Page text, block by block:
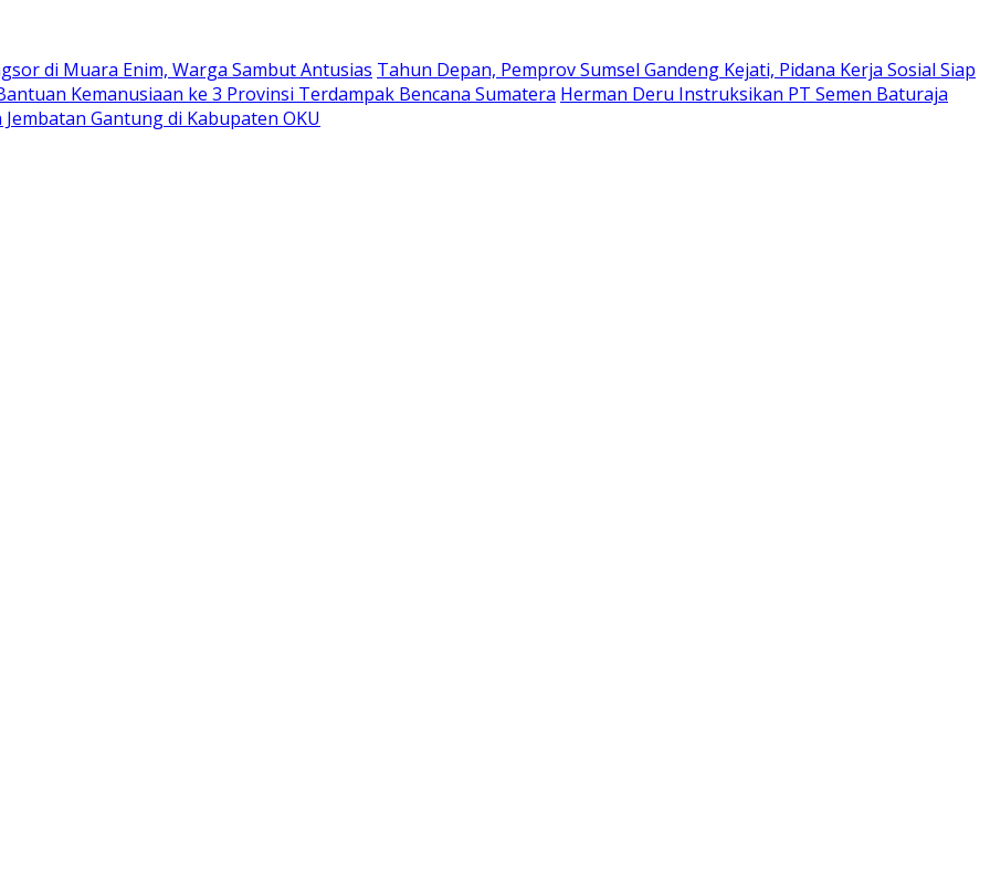
di Muara Enim, Warga Sambut Antusias Tahun Depan, Pemprov Sumsel Gandeng Kejati, Pidana Kerja Sosial Siap
Kemanusiaan ke 3 Provinsi Terdampak Bencana Sumatera Herman Deru Instruksikan PT Semen Baturaja
Gantung di Kabupaten OKU